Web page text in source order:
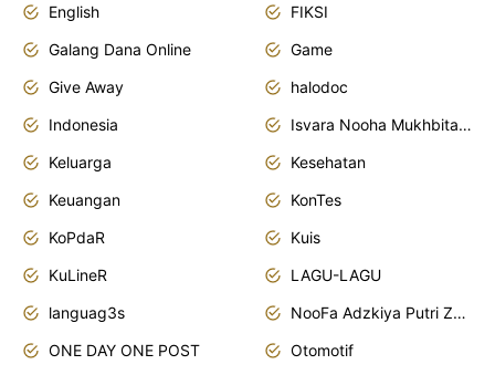
English
FIKSI
Galang Dana Online
Game
Give Away
halodoc
Indonesia
Isvara Nooha Mukhbita Zain
Keluarga
Kesehatan
Keuangan
KonTes
KoPdaR
Kuis
KuLineR
LAGU-LAGU
languag3s
NooFa Adzkiya Putri Zain
ONE DAY ONE POST
Otomotif